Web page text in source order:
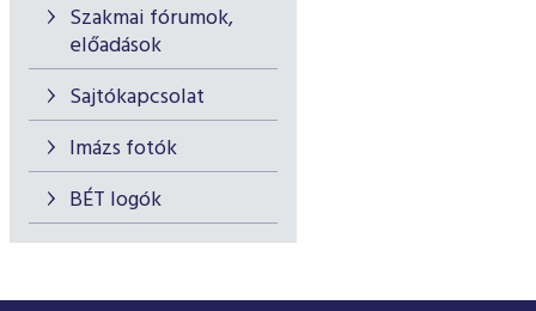
Szakmai fórumok,
előadások
Sajtókapcsolat
Imázs fotók
BÉT logók